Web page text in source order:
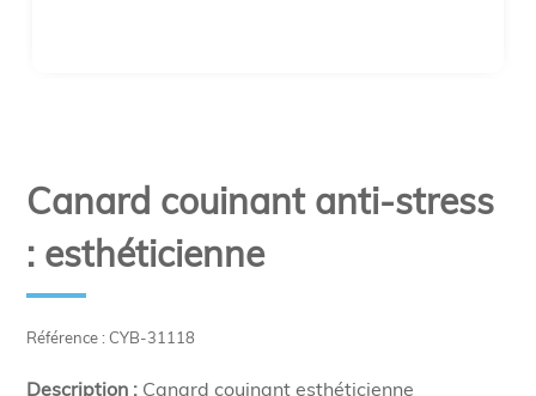
Référence : CYB-31118
Canard couinant anti-stress
: esthéticienne
Description : Canard couinant esthéticienne